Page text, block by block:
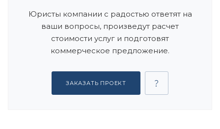
Юристы компании с радостью ответят на
ваши вопросы, произведут расчет
стоимости услуг и подготовят
коммерческое предложение.
ЗАКАЗАТЬ ПРОЕКТ